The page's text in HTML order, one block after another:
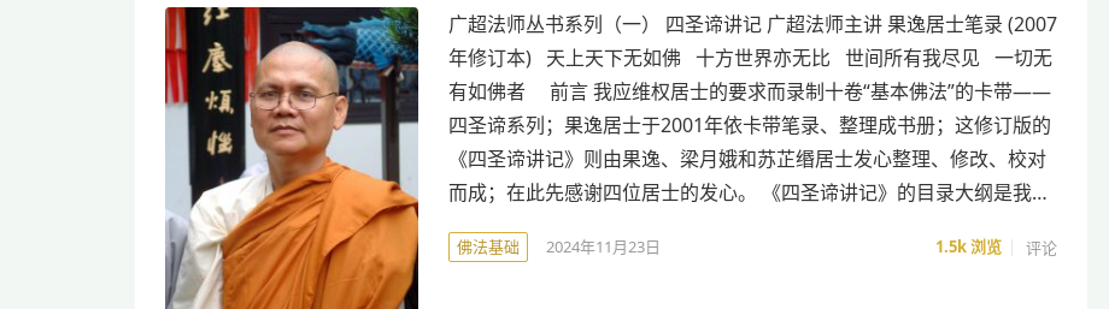
广超法师丛书系列（一） 四圣谛讲记 广超法师主讲 果逸居士笔录 (2007
年修订本) 天上天下无如佛 十方世界亦无比 世间所有我尽见 一切无
有如佛者 前言 我应维权居士的要求而录制十卷“基本佛法”的卡带——
四圣谛系列；果逸居士于2001年依卡带笔录、整理成书册；这修订版的
《四圣谛讲记》则由果逸、梁月娥和苏芷缗居士发心整理、修改、校对
而成；在此先感谢四位居士的发心。 《四圣谛讲记》的目录大纲是我…
佛法基础 2024年11月23日 1.5k浏览 评论